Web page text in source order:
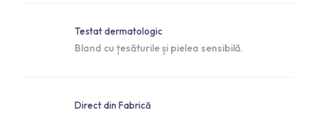
Testat dermatologic
Bland cu țesăturile și pielea sensibilă.
Direct din Fabrică